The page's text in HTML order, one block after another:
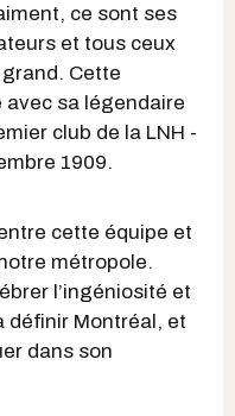
ce sont ses
et tous ceux
grand. Cette
sa légendaire
club de la LNH -
1909.
cette équipe et
métropole.
l’ingéniosité et
définir Montréal, et
dans son